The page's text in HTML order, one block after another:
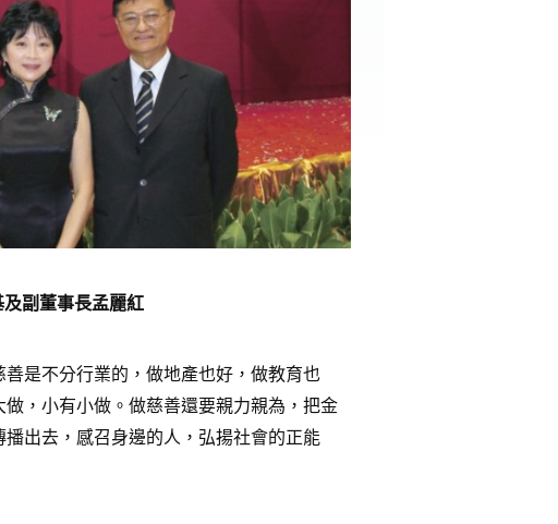
副董事長孟麗紅
是不分行業的，做地產也好，做教育也
，小有小做。做慈善還要親力親為，把金
出去，感召身邊的人，弘揚社會的正能